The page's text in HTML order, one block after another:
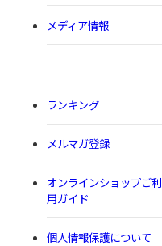
メディア情報
ランキング
メルマガ登録
オンラインショップご利
用ガイド
個人情報保護について